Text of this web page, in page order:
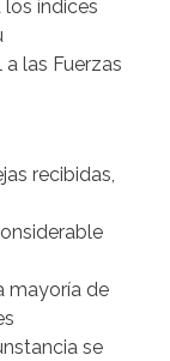
los índices
las Fuerzas
recibidas,
mayoría de
se